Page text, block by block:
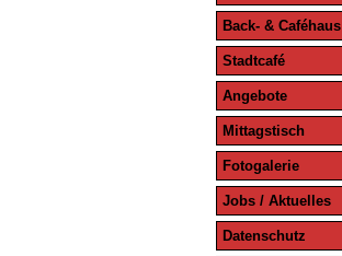
Back- & Caféhaus
Stadtcafé
Angebote
Mittagstisch
Fotogalerie
Jobs / Aktuelles
Datenschutz